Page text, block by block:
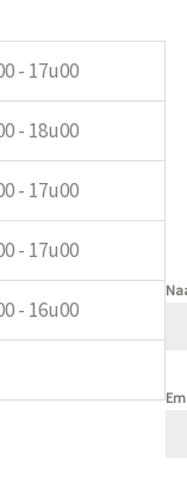
- 17u00
- 18u00
- 17u00
- 17u00
- 16u00